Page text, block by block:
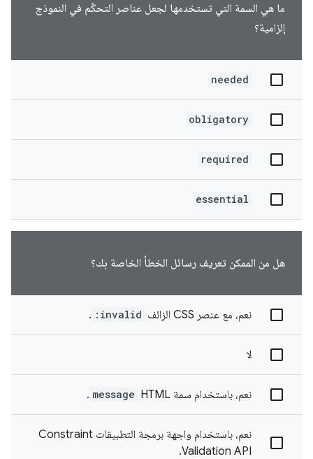
ما هي السمة التي تستخدمها لجعل عناصر التحكّم في النموذج
إلزامية؟
needed
obligatory
required
essential
هل من الممكن تعريف رسائل الخطأ الخاصة بك؟
نعم، مع عنصر CSS الزائف :invalid
.
لا
نعم، باستخدام سمة HTML message
.
نعم، باستخدام واجهة برمجة التطبيقات Constraint
Validation API.